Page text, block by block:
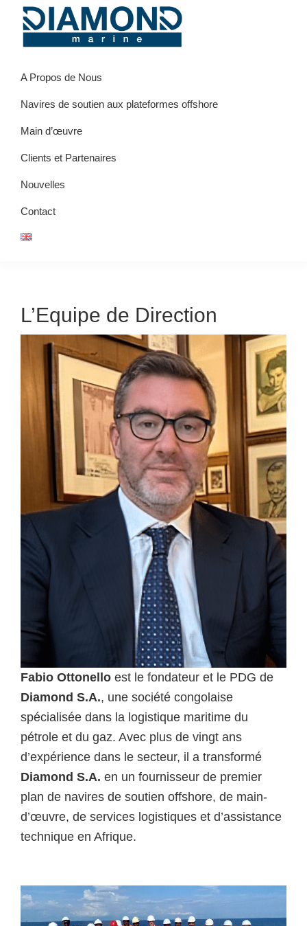
Skip
primary
Skip
main
Skip
primary
S.A.
Marine
Support
-
A Propos de Nous
Navires de soutien aux plateformes offshore
Main d’œuvre
Clients et Partenaires
Nouvelles
Contact
L’Equipe de Direction
Fabio Ottonello est le fondateur et le PDG de
Diamond S.A., une société congolaise
spécialisée dans la logistique maritime du
pétrole et du gaz. Avec plus de vingt ans
d’expérience dans le secteur, il a transformé
Diamond S.A. en un fournisseur de premier
plan de navires de soutien offshore, de main-
d’œuvre, de services logistiques et d’assistance
technique en Afrique.